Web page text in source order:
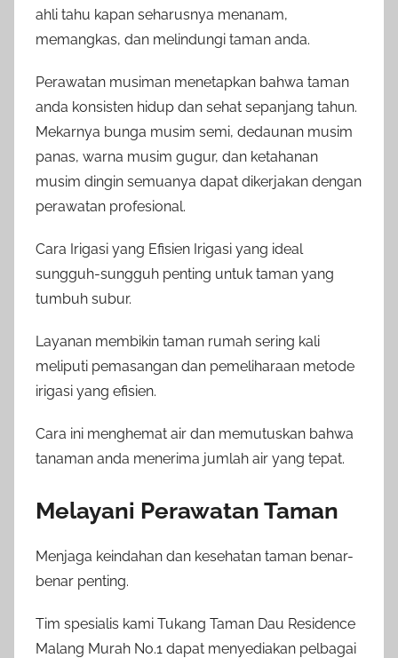
ahli tahu kapan seharusnya menanam,
memangkas, dan melindungi taman anda.
Perawatan musiman menetapkan bahwa taman
anda konsisten hidup dan sehat sepanjang tahun.
Mekarnya bunga musim semi, dedaunan musim
panas, warna musim gugur, dan ketahanan
musim dingin semuanya dapat dikerjakan dengan
perawatan profesional.
Cara Irigasi yang Efisien Irigasi yang ideal
sungguh-sungguh penting untuk taman yang
tumbuh subur.
Layanan membikin taman rumah sering kali
meliputi pemasangan dan pemeliharaan metode
irigasi yang efisien.
Cara ini menghemat air dan memutuskan bahwa
tanaman anda menerima jumlah air yang tepat.
Melayani Perawatan Taman
Menjaga keindahan dan kesehatan taman benar-
benar penting.
Tim spesialis kami Tukang Taman Dau Residence
Malang Murah No.1 dapat menyediakan pelbagai